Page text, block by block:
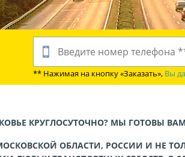
** Нажимая на кнопку «Заказать», Вы
КРУГЛОСУТОЧНО? МЫ ГОТОВЫ
ОБЛАСТИ, РОССИИ И НЕ